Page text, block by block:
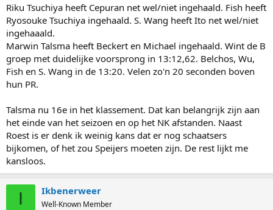
Riku Tsuchiya heeft Cepuran net wel/niet ingehaald. Fish heeft
Ryosouke Tsuchiya ingehaald. S. Wang heeft Ito net wel/niet
ingehaaald.
Marwin Talsma heeft Beckert en Michael ingehaald. Wint de B
groep met duidelijke voorsprong in 13:12,62. Belchos, Wu,
Fish en S. Wang in de 13:20. Velen zo'n 20 seconden boven
hun PR.
Talsma nu 16e in het klassement. Dat kan belangrijk zijn aan
het einde van het seizoen en op het NK afstanden. Naast
Roest is er denk ik weinig kans dat er nog schaatsers
bijkomen, of het zou Speijers moeten zijn. De rest lijkt me
kansloos.
I Ikbenerweer
Well-Known Member